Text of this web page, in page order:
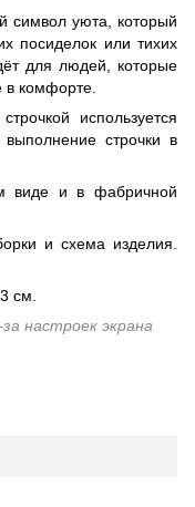
символ уюта, который
посиделок или тихих
для людей, которые
комфорте.
используется
строчки в
виде и в фабричной
и схема изделия.
см.
настроек экрана